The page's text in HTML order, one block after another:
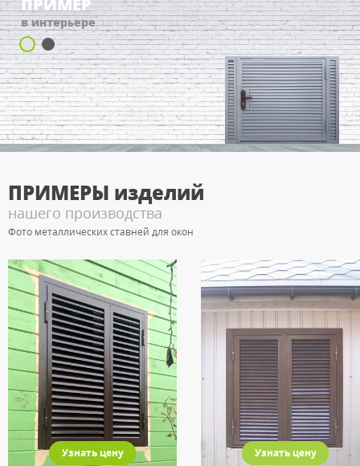
в интерьере
ПРИМЕРЫ изделий
нашего производства
Фото металлических ставней для окон
Узнать цену Узнать цену